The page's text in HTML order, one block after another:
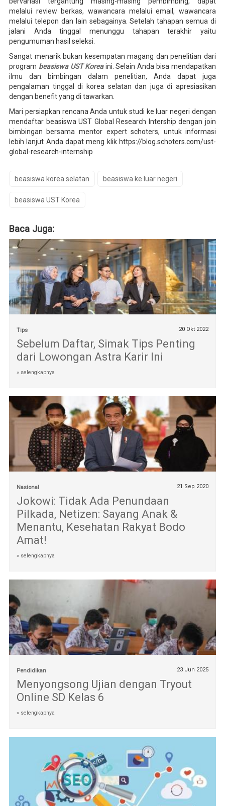
melalui review berkas, wawancara melalui email, wawancara
melalui telepon dan lain sebagainya. Setelah tahapan semua di
jalani Anda tinggal menunggu tahapan terakhir yaitu
pengumuman hasil seleksi.
Sangat menarik bukan kesempatan magang dan penelitian dari
program beasiswa UST Koreaini. Selain Anda bisa mendapatkan
ilmu dan bimbingan dalam penelitian, Anda dapat juga
pengalaman tinggal di korea selatan dan juga di apresiasikan
dengan benefit yang di tawarkan.
Mari persiapkan rencana Anda untuk studi ke luar negeri dengan
mendaftar beasiswa UST Global Research Intership dengan join
bimbingan bersama mentor expert schoters, untuk informasi
lebih lanjut Anda dapat meng klik https://blog.schoters.com/ust-
global-research-internship
beasiswa korea selatan beasiswa ke luar negeri
beasiswa UST Korea
Baca Juga:
Tips 20 Okt 2022
Sebelum Daftar, Simak Tips Penting
dari Lowongan Astra Karir Ini
» selengkapnya
Nasional 21 Sep 2020
Jokowi: Tidak Ada Penundaan
Pilkada, Netizen: Sayang Anak &
Menantu, Kesehatan Rakyat Bodo
Amat!
» selengkapnya
Pendidikan 23 Jun 2025
Menyongsong Ujian dengan Tryout
Online SD Kelas 6
» selengkapnya